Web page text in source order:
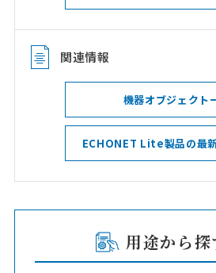
関連情報
機器オブジェクト
ECHONET Lite製品の最
用途から探